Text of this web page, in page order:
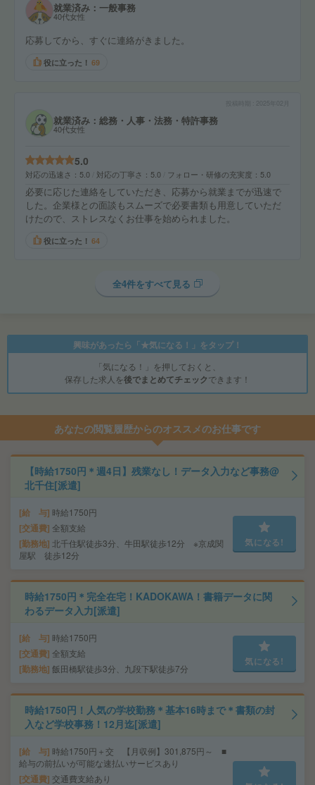
就業済み：一般事務
40代女性
応募してから、すぐに連絡がきました。
役に立った！ 69
2025年02月
就業済み：総務・人事・法務・特許事務
40代女性
5.0
対応の迅速さ 5.0 対応の丁寧さ 5.0 フォロー・研修の充実度 5.0
必要に応じた連絡をしていただき、応募から就業までが迅速で
した。企業様との面談もスムーズで必要書類も用意していただ
けたので、ストレスなくお仕事を始められました。
役に立った！ 64
全4件をすべて見る
興味があったら「★気になる！」をタップ！
「気になる！」を押しておくと、
保存した求人を後でまとめてチェックできます！
あなたの閲覧履歴からのオススメのお仕事です
【時給1750円＊週4日】残業なし！データ入力など事務@
北千住[派遣]
給 与 時給1750円
交通費 全額支給
勤務地 北千住駅徒歩3分、牛田駅徒歩12分 ※京成関
屋駅 徒歩12分
気になる!
時給1750円＊完全在宅！KADOKAWA！書籍データに関
わるデータ入力[派遣]
給 与 時給1750円
交通費 全額支給
勤務地 飯田橋駅徒歩3分、九段下駅徒歩7分
気になる!
時給1750円！人気の学校勤務＊基本16時まで＊書類の封
入など学校事務！12月迄[派遣]
給 与 時給1750円＋交 【月収例】301,875円～ ■
給与の前払いが可能な速払いサービスあり
交通費 交通費支給あり